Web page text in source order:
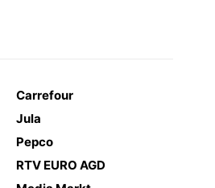
Carrefour
Jula
Pepco
RTV EURO AGD